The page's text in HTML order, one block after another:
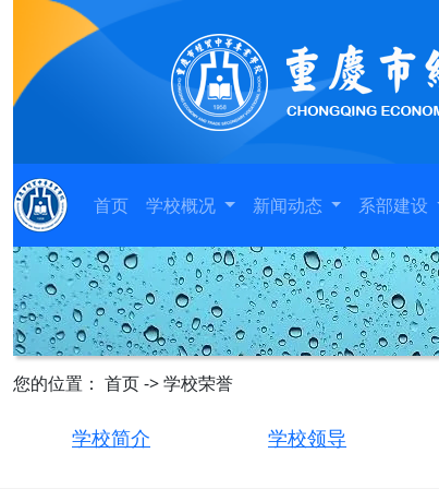
首页 学校概况 新闻动态 系部建设
您的位置： 首页 -> 学校荣誉
学校简介 学校领导